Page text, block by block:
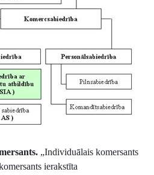
„Individuālais komersants
ierakstīta